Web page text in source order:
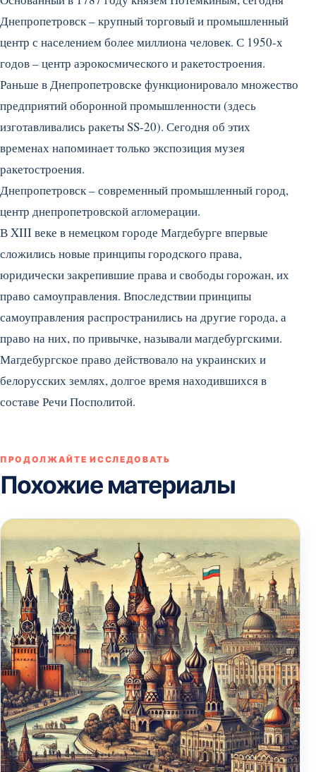
Днепропетровск – крупный торговый и промышленный
центр с населением более миллиона человек. С 1950-х
годов – центр аэрокосмического и ракетостроения.
Раньше в Днепропетровске функционировало множество
предприятий оборонной промышленности (здесь
изготавливались ракеты SS-20). Сегодня об этих
временах напоминает только экспозиция музея
ракетостроения.
Днепропетровск – современный промышленный город,
центр днепропетровской агломерации.
В XIII веке в немецком городе Магдебурге впервые
сложились новые принципы городского права,
юридически закрепившие права и свободы горожан, их
право самоуправления. Впоследствии принципы
самоуправления распространились на другие города, а
право на них, по привычке, называли магдебургскими.
Магдебургское право действовало на украинских и
белорусских землях, долгое время находившихся в
составе Речи Посполитой.
ПРОДОЛЖАЙТЕ ИССЛЕДОВАТЬ
Похожие материалы